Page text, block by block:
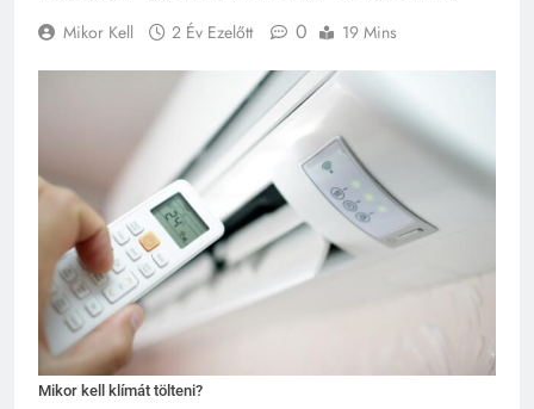
Mikor Kell 2 Év Ezelőtt 0 19 Mins
Mikor kell klímát tölteni?